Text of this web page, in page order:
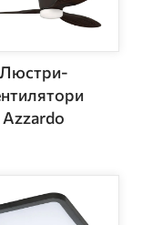
Люстри-
Azzardo